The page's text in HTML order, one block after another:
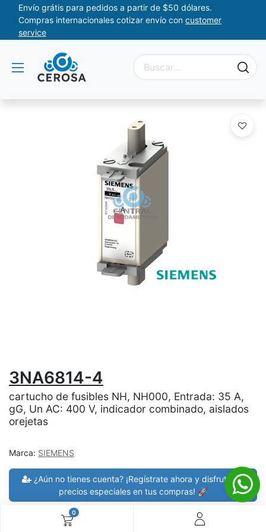
0
Envío grátis para pedidos a partir de $50 dólares.
Compras internacionales cotizar envío con customer
service
3NA6814-4
cartucho de fusibles NH, NH000, Entrada: 35 A,
gG, Un AC: 400 V, indicador combinado, aislados
orejetas
Marca: SIEMENS
¿Aún no tienes cuenta? ¡Regístrate ahora y disfruta de
precios especiales en tus compras! 🚀
30 días de devolución